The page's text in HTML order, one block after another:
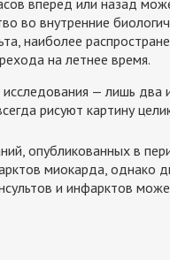
вперед или назад
во внутренние
наиболее
на летнее время.
— лишь
рисуют картину
опубликованных в
миокарда, однако
и инфарктов